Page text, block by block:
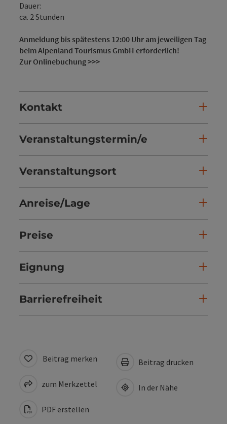
Dauer:
ca. 2 Stunden
Anmeldung bis spätestens 12:00 Uhr am jeweiligen Tag
beim Alpenland Tourismus GmbH erforderlich!
Zur Onlinebuchung >>>
Kontakt
Veranstaltungstermin/e
Veranstaltungsort
Anreise/Lage
Preise
Eignung
Barrierefreiheit
Beitrag merken
zum Merkzettel
PDF erstellen
Beitrag drucken
In der Nähe